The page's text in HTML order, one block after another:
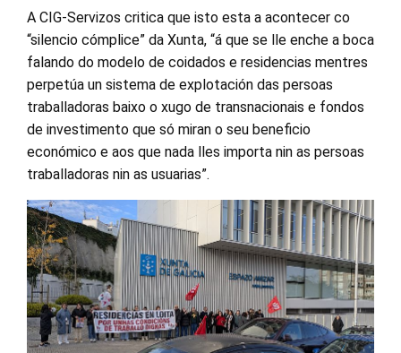
A CIG-Servizos critica que isto esta a acontecer co
“silencio cómplice” da Xunta, “á que se lle enche a boca
falando do modelo de coidados e residencias mentres
perpetúa un sistema de explotación das persoas
traballadoras baixo o xugo de transnacionais e fondos
de investimento que só miran o seu beneficio
económico e aos que nada lles importa nin as persoas
traballadoras nin as usuarias”.